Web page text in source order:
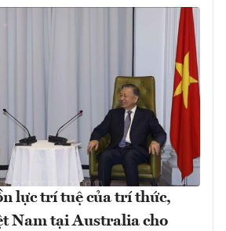
lực trí tuệ của trí thức,
Nam tại Australia cho